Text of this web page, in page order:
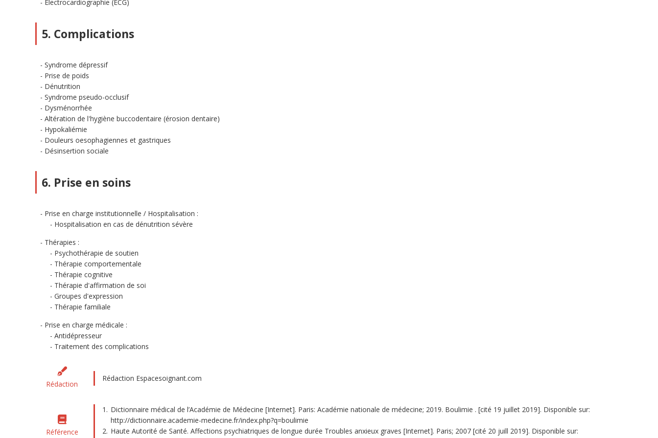
Electrocardiographie (ECG)
5. Complications
Syndrome dépressif
Prise de poids
Dénutrition
Syndrome pseudo-occlusif
Dysménorrhée
Altération de l'hygiène buccodentaire (érosion dentaire)
Hypokaliémie
Douleurs oesophagiennes et gastriques
Désinsertion sociale
6. Prise en soins
Prise en charge institutionnelle / Hospitalisation :
Hospitalisation en cas de dénutrition sévère
Thérapies :
Psychothérapie de soutien
Thérapie comportementale
Thérapie cognitive
Thérapie d'affirmation de soi
Groupes d'expression
Thérapie familiale
Prise en charge médicale :
Antidépresseur
Traitement des complications
Rédaction
Rédaction Espacesoignant.com
Référence
Dictionnaire médical de l’Académie de Médecine [Internet]. Paris: Académie nationale de médecine; 2019. Boulimie . [cité 19 juillet 2019]. Disponible sur:
http://dictionnaire.academie-medecine.fr/index.php?q=boulimie
Haute Autorité de Santé. Affections psychiatriques de longue durée Troubles anxieux graves [Internet]. Paris; 2007 [cité 20 juill 2019]. Disponible sur: